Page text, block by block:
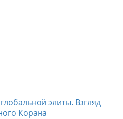
элиты. Взгляд
Корана